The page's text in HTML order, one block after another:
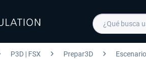
P3D | FSX Prepar3D